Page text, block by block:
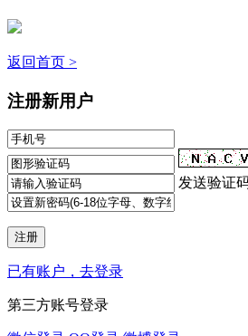
返回首页 >
注册新用户
发送验证
已有账户，去登录
第三方账号登录